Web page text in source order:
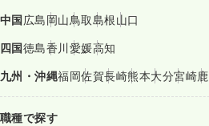
中国広島岡山鳥取島根山口
四国徳島香川愛媛高知
九州・沖縄福岡佐賀長崎熊本大分宮崎
職種で探す